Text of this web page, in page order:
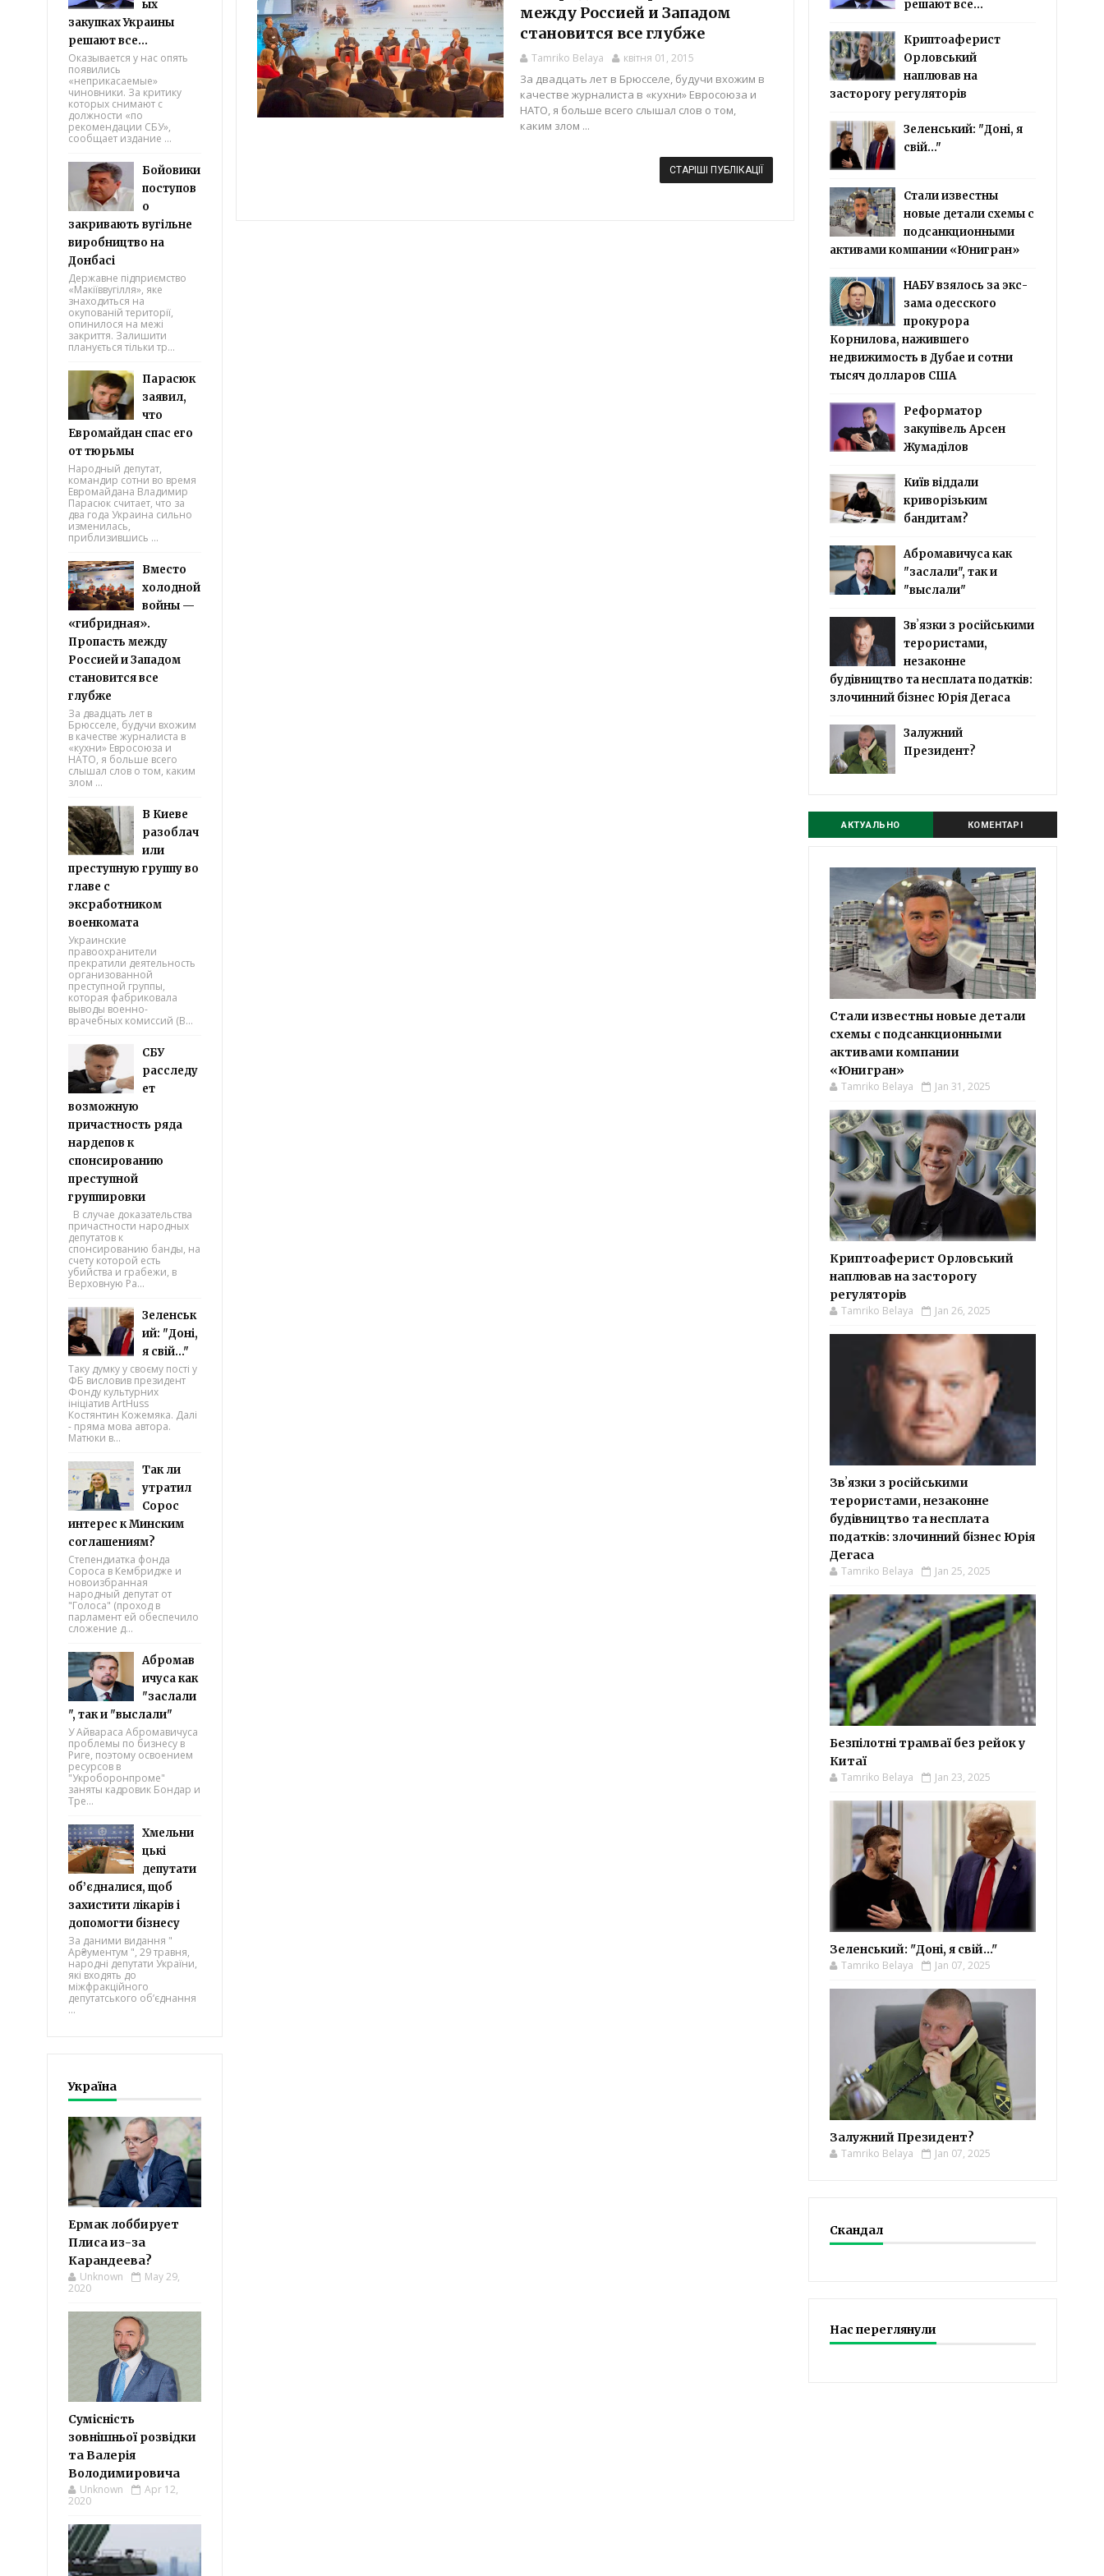
ых
закупках Украины
решают все...
Оказывается у нас опять
появились
«неприкасаемые»
чиновники. За критику
которых снимают с
должности «по
рекомендации СБУ»,
сообщает издание ...
Бойовики
поступов
о
закривають вугільне
виробництво на
Донбасі
Державне підприємство
«Макіїввугілля», яке
знаходиться на
окупованій території,
опинилося на межі
закриття. Залишити
планується тільки тр...
Парасюк
заявил,
что
Евромайдан спас его
от тюрьмы
Народный депутат,
командир сотни во время
Евромайдана Владимир
Парасюк считает, что за
два года Украина сильно
изменилась,
приблизившись ...
Вместо
холодной
войны —
«гибридная».
Пропасть между
Россией и Западом
становится все
глубже
За двадцать лет в
Брюсселе, будучи вхожим
в качестве журналиста в
«кухни» Евросоюза и
НАТО, я больше всего
слышал слов о том, каким
злом ...
В Киеве
разоблач
или
преступную группу во
главе с
эксработником
военкомата
Украинские
правоохранители
прекратили деятельность
организованной
преступной группы,
которая фабриковала
выводы военно-
врачебных комиссий (В...
СБУ
расследу
ет
возможную
причастность ряда
нардепов к
спонсированию
преступной
группировки
В случае доказательства
причастности народных
депутатов к
спонсированию банды, на
счету которой есть
убийства и грабежи, в
Верховную Ра...
Зеленськ
ий: "Доні,
я свій..."
Таку думку у своєму пості у
ФБ висловив президент
Фонду культурних
ініціатив ArtHuss
Костянтин Кожемяка. Далі
- пряма мова автора.
Матюки в...
Так ли
утратил
Сорос
интерес к Минским
соглашениям?
Степендиатка фонда
Сороса в Кембридже и
новоизбранная
народный депутат от
"Голоса" (проход в
парламент ей обеспечило
сложение д...
Абромав
ичуса как
"заслали
", так и "выслали"
У Айвараса Абромавичуса
проблемы по бизнесу в
Риге, поэтому освоением
ресурсов в
"Укроборонпроме"
заняты кадровик Бондар и
Тре...
Хмельни
цькі
депутати
об’єдналися, щоб
захистити лікарів і
допомогти бізнесу
За даними видання "
Ар₴ументум ", 29 травня,
народні депутати України,
які входять до
міжфракційного
депутатського об’єднання
...
Україна
Ермак лоббирует
Плиса из-за
Карандеева?
Unknown
May 29,
2020
Сумісність
зовнішньої розвідки
та Валерія
Володимировича
Unknown
Apr 12,
2020
между Россией и Западом
становится все глубже
Tamriko Belaya квітня 01, 2015
За двадцать лет в Брюсселе, будучи вхожим в
качестве журналиста в «кухни» Евросоюза и
НАТО, я больше всего слышал слов о том,
каким злом ...
СТАРІШІ ПУБЛІКАЦІЇ
решают все...
Криптоаферист
Орловський
наплював на
засторогу регуляторів
Зеленський: "Доні, я
свій..."
Стали известны
новые детали схемы с
подсанкционными
активами компании «Юнигран»
НАБУ взялось за экс-
зама одесского
прокурора
Корнилова, нажившего
недвижимость в Дубае и сотни
тысяч долларов США
Реформатор
закупівель Арсен
Жумаділов
Київ віддали
криворізьким
бандитам?
Абромавичуса как
"заслали", так и
"выслали"
Звʼязки з російськими
терористами,
незаконне
будівництво та несплата податків:
злочинний бізнес Юрія Дегаса
Залужний
Президент?
АКТУАЛЬНО КОМЕНТАРІ
Стали известны новые детали
схемы с подсанкционными
активами компании
«Юнигран»
Tamriko Belaya Jan 31, 2025
Криптоаферист Орловський
наплював на засторогу
регуляторів
Tamriko Belaya Jan 26, 2025
Звʼязки з російськими
терористами, незаконне
будівництво та несплата
податків: злочинний бізнес Юрія
Дегаса
Tamriko Belaya Jan 25, 2025
Безпілотні трамваї без рейок у
Китаї
Tamriko Belaya Jan 23, 2025
Зеленський: "Доні, я свій..."
Tamriko Belaya Jan 07, 2025
Залужний Президент?
Tamriko Belaya Jan 07, 2025
Скандал
Нас переглянули